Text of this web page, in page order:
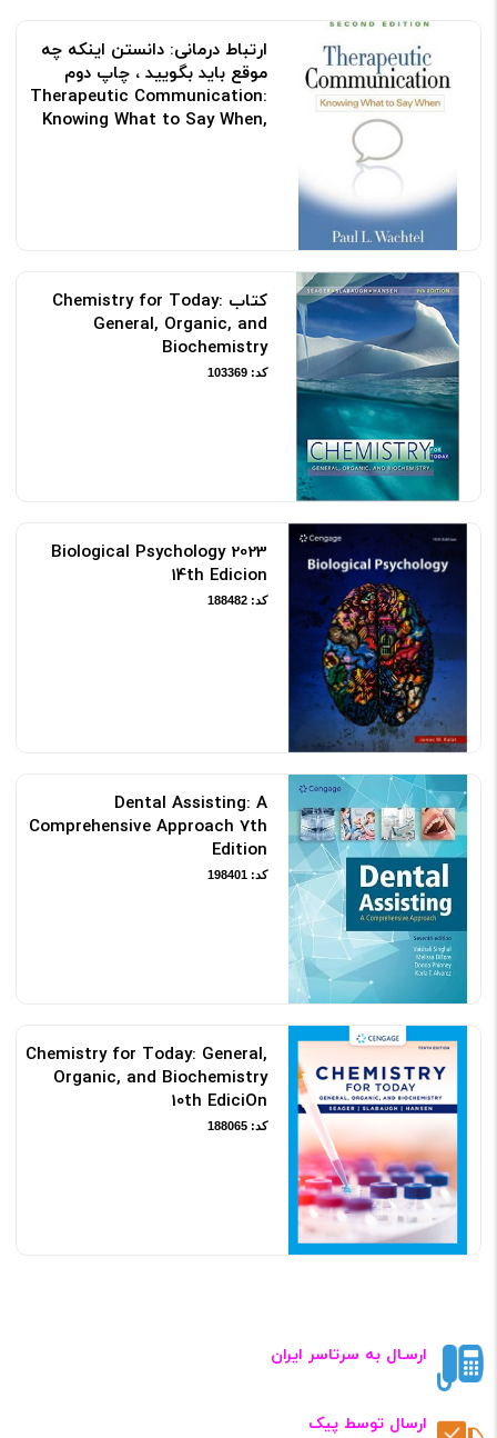
ارتباط درمانی: دانستن اینکه چه
موقع باید بگویید ، چاپ دوم
Therapeutic Communication:
Knowing What to Say When,
کتاب Chemistry for Today:
General, Organic, and
Biochemistry
کد: 103369
2023 Biological Psychology
14th Edicion
کد: 188482
Dental Assisting: A
Comprehensive Approach 7th
Edition
کد: 198401
Chemistry for Today: General,
Organic, and Biochemistry
10th EdiciOn
کد: 188065
ارسـال به سرتاسر ایران
ارسال توسط پیک